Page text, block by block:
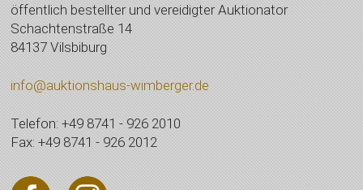
öffentlich bestellter und vereidigter Auktionator
Schachtenstraße 14
84137 Vilsbiburg
info@auktionshaus-wimberger.de
Telefon: +49 8741 - 926 2010
Fax: +49 8741 - 926 2012